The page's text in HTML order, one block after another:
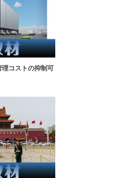
理コストの抑制可